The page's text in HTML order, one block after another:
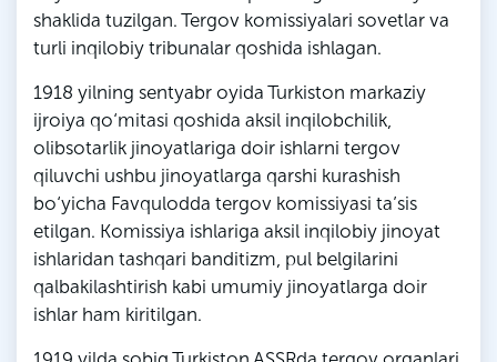
shaklida tuzilgan. Tergov komissiyalari sovetlar va
turli inqilobiy tribunalar qoshida ishlagan.
1918 yilning sentyabr oyida Turkiston markaziy
ijroiya qo‘mitasi qoshida aksil inqilobchilik,
olibsotarlik jinoyatlariga doir ishlarni tergov
qiluvchi ushbu jinoyatlarga qarshi kurashish
bo‘yicha Favqulodda tergov komissiyasi ta’sis
etilgan. Komissiya ishlariga aksil inqilobiy jinoyat
ishlaridan tashqari banditizm, pul belgilarini
qalbakilashtirish kabi umumiy jinoyatlarga doir
ishlar ham kiritilgan.